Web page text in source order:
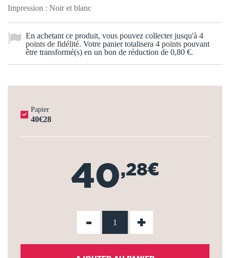
Impression : Noir et blanc
En achetant ce produit, vous pouvez collecter jusqu'à 4
points de fidélité. Votre panier totalisera 4 points pouvant
être transformé(s) en un bon de réduction de 0,80 €.
Papier
40€28
40,28€
- +